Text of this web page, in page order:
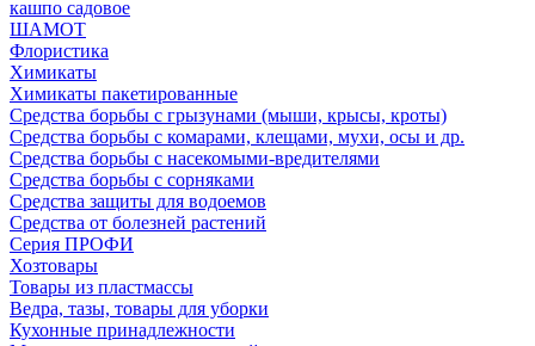
кашпо садовое
ШАМОТ
Флористика
Химикаты
Химикаты пакетированные
Средства борьбы с грызунами (мыши, крысы, кроты)
Средства борьбы с комарами, клещами, мухи, осы и др.
Средства борьбы с насекомыми-вредителями
Средства борьбы с сорняками
Средства защиты для водоемов
Средства от болезней растений
Серия ПРОФИ
Хозтовары
Товары из пластмассы
Ведра, тазы, товары для уборки
Кухонные принадлежности